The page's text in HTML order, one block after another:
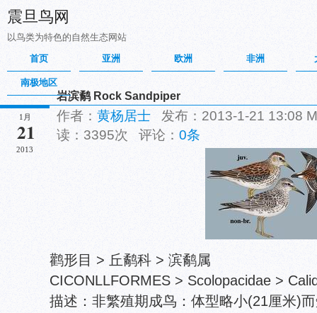
震旦鸟网
以鸟类为特色的自然生态网站
首页
亚洲 欧洲 非洲
南极地区
1月
21
2013
岩滨鹬 Rock Sandpiper
作者： 黄杨居士 发布：2013-1-21 13:08
读：3395次 评论： 0条
鹳形目 > 丘鹬科 > 滨鹬属
CICONLLFORMES > Scolopacidae >
描述：非繁殖期成鸟：体型略小(21厘米)